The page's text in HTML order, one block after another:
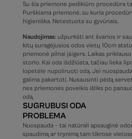
Su šia priemone pedikiūro procedūra
Purškiama priemonė, su kuria
higieniška. Netestuota su gyvūnais.
Naudojimas: užpurkšti ant švarios ir
kitų suragėjusios odos vietų 10cm
priemonė pilnai įsigers. Laikas
storio. Kai oda išdžiūsta, tačiau lieka
lopetėle nupoliruoti odą. Jei
galima pakartoti. Nusausinti pėdą
nes priemonės poveikis išliks po
odą.
SUGRUBUSI ODA
PROBLEMA
Nuospauda – tai natūrali apsauginė
spaudimą ar trynimą tam tikrose